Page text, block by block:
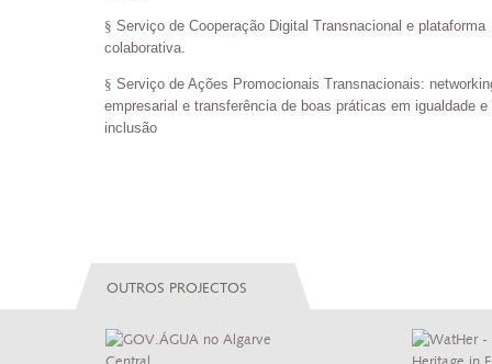
§ Serviço de Cooperação Digital Transnacional e plataforma
colaborativa.
§ Serviço de Ações Promocionais Transnacionais:
empresarial e transferência de boas práticas em igualdade e
inclusão
OUTROS PROJECTOS